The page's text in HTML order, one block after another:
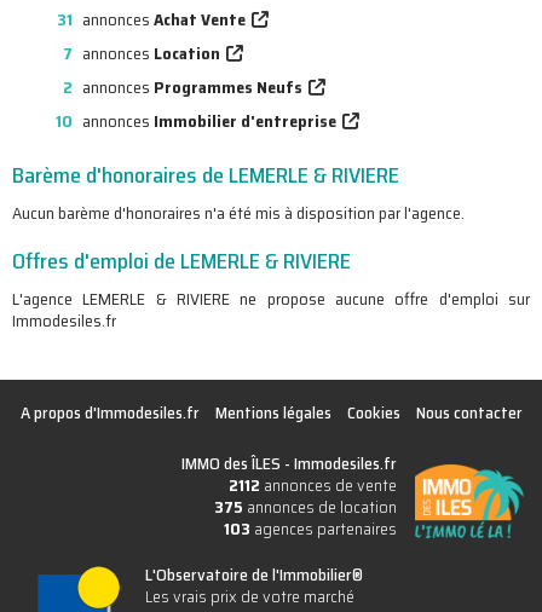
31 annoncesAchat Vente
7 annonces Location
2 annonces Programmes Neufs
10 annonces Immobilier d'entreprise
Barème d'honoraires de LEMERLE & RIVIERE
Aucun barème d'honoraires n'a été mis à disposition par l'agence.
Offres d'emploi de LEMERLE & RIVIERE
L'agence LEMERLE & RIVIERE ne propose aucune offre d'emploi sur
Immodesiles.fr
A propos d'Immodesiles.fr Mentions légales Cookies
Nous contacter
IMMO des ÎLES -Immodesiles.fr
2112 annonces de vente
375 annonces de location
103 agences partenaires
L'Observatoire de l'Immobilier®
Les vrais prix de votre marché